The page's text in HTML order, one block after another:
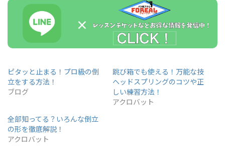
ピタッと止まる！プロ級の倒
立をする方法！
ブログ
跳び箱でも使える！万能な技
ヘッドスプリングのコツや正
しい練習方法！
アクロバット
全部知ってる？いろんな倒立
の形を徹底解説！
アクロバット